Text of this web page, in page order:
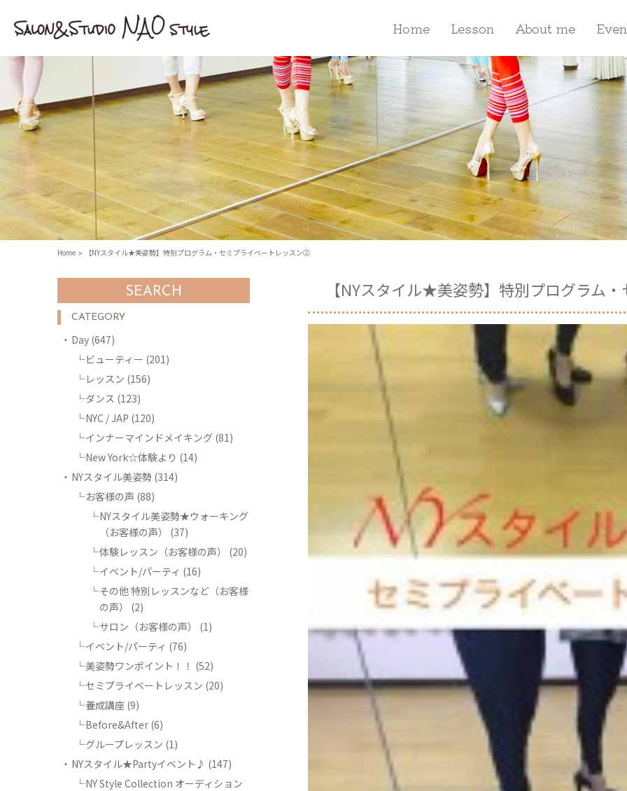
Home Lesson About me
Home 【NYスタイル★美姿勢】特別プログラム・セミプライベートレッスン②
SEARCH
CATEGORY
Day (647)
ビューティー (201)
レッスン (156)
ダンス (123)
NYC / JAP (120)
インナーマインドメイキング (81)
New York☆体験より (14)
NYスタイル美姿勢 (314)
お客様の声 (88)
NYスタイル美姿勢★ウォーキング
（お客様の声）
(37)
体験レッスン（お客様の声）
(20)
イベント/パーティ (16)
その他 特別レッスンなど（お客様
の声）
(2)
サロン（お客様の声）
(1)
イベント/パーティ (76)
美姿勢ワンポイント！！ (52)
セミプライベートレッスン (20)
養成講座 (9)
Before&After (6)
グループレッスン (1)
NYスタイル★Partyイベント♪ (147)
NY Style Collection オーディション
【NYスタイル★美姿勢】特別プログラム